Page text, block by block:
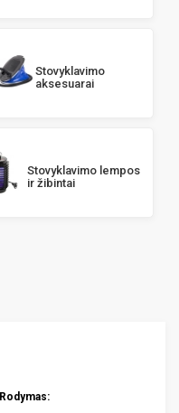
Stovyklavimo
aksesuarai
Stovyklavimo lempos
ir žibintai
Rodymas: